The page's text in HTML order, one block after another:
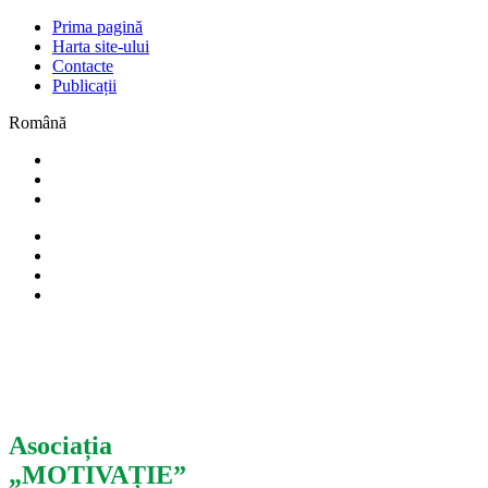
Prima pagină
Harta site-ului
Contacte
Publicații
Română
Asociația
„MOTIVAȚIE”